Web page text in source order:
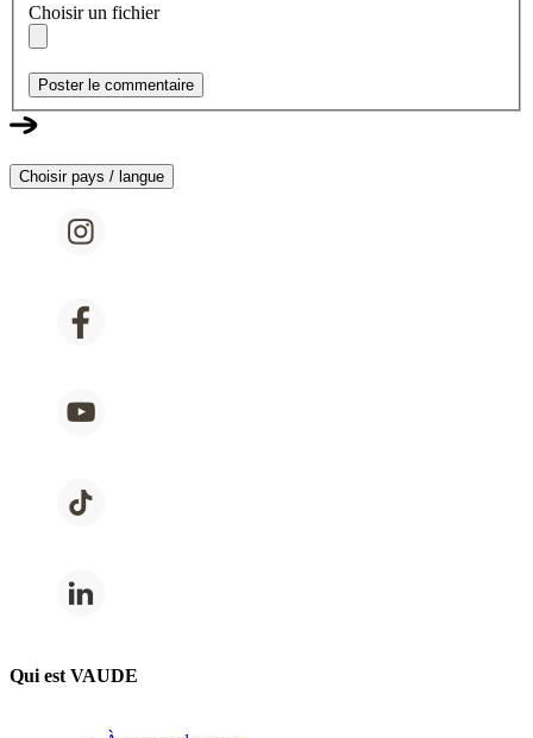
Choisir un fichier
Poster le commentaire
Choisir pays / langue
Qui est VAUDE